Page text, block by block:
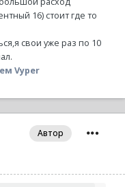
16) стоит где то
свои уже раз по 10
Vyper
Автор